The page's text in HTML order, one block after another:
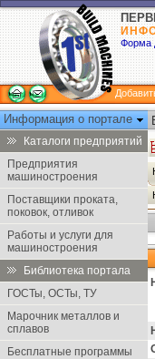
Форма
Информация о портале
Каталоги предприятий
Предприятия
машиностроения
Поставщики проката,
поковок, отливок
Работы и услуги для
машиностроения
Библиотека портала
ГОСТы, ОСТы, ТУ
Марочник металлов и
сплавов
Бесплатные программы